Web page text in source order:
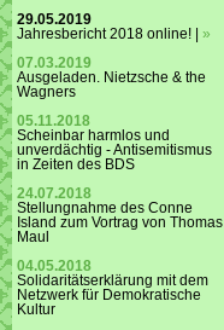
29.05.2019
Jahresbericht 2018 online! | »
07.03.2019
Ausgeladen. Nietzsche & the
Wagners
05.11.2018
Scheinbar harmlos und
unverdächtig - Antisemitismus
in Zeiten des BDS
24.07.2018
Stellungnahme des Conne
Island zum Vortrag von Thomas
Maul
04.05.2018
Solidaritätserklärung mit dem
Netzwerk für Demokratische
Kultur